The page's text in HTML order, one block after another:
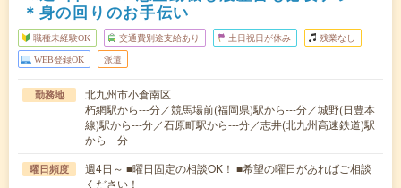
＊身の回りのお手伝い
職種未経験OK 交通費別途支給あり 土日祝日が休み 残業なし
WEB登録OK 派遣
勤務地
北九州市小倉南区
朽網駅から---分／競馬場前(福岡県)駅から---分／城野(日豊本
線)駅から---分／石原町駅から---分／志井(北九州高速鉄道)駅
から---分
曜日頻度
週4日～ ■曜日固定の相談OK！ ■希望の曜日があればご相談
ください！